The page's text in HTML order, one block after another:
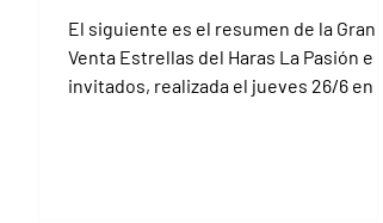
El siguiente es el resumen de la Gran
Venta Estrellas del Haras La Pasión e
invitados, realizada el jueves 26/6 en el